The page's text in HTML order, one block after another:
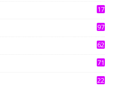
17
97
62
71
22